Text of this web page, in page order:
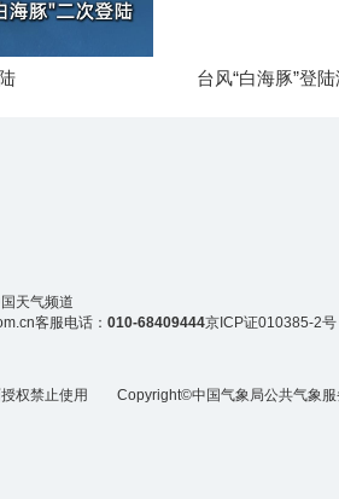
台风“白海豚”登
天气频道
客服电话： 010-68409444京ICP证010385-2号
授权禁止使用 Copyright©中国气象局公共气象